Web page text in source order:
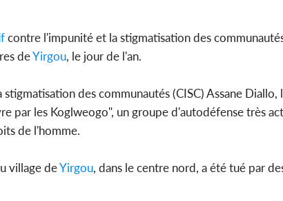
contre l'impunité et la stigmatisation des
deYirgou, le jour de l'an.
des communautés (CISC) Assane Diallo,
par les Koglweogo", un groupe d'autodéfense très
de l'homme.
village deYirgou, dans le centre nord, a été tué par